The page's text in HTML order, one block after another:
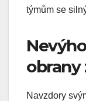
týmům se
obrany
Navzdory